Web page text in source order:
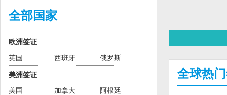
全部国家
欧洲签证
英国
西班牙 俄罗斯
美洲签证
美国
加拿大 阿根廷
全球热